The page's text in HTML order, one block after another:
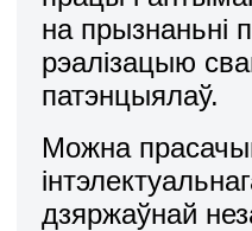
на прызнаньні
рэалізацыю
патэнцыялаў.
Можна
дзяpжаўнай